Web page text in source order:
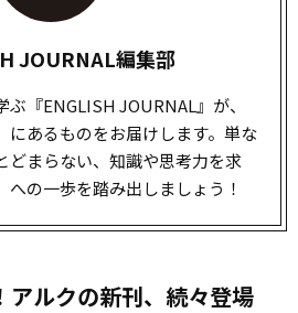
JOURNAL編集部
『ENGLISH JOURNAL』が、
にあるものをお届けします。単な
どまらない、知識や思考力を求
への一歩を踏み出しましょう！
ルクの新刊、続々登場